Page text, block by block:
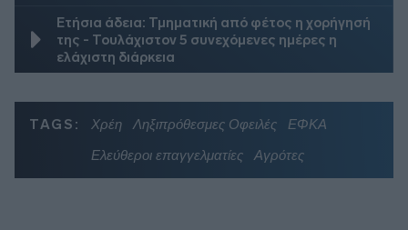
Ετήσια άδεια: Τμηματική από φέτος η χορήγησή
της - Τουλάχιστον 5 συνεχόμενες ημέρες η
ελάχιστη διάρκεια
TAGS: Χρέη Ληξιπρόθεσμες Οφειλές
ΕΦΚΑ
Ελεύθεροι επαγγελματίες
Αγρότες